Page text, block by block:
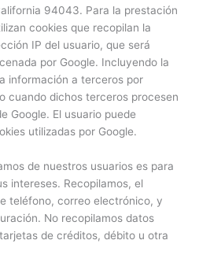
94043. Para la prestación
cookies que recopilan la
IP del usuario, que será
por Google. Incluyendo la
información a terceros por
cuando dichos terceros procesen
Google. El usuario puede
utilizadas por Google.
de nuestros usuarios es para
intereses. Recopilamos, el
teléfono, correo electrónico, y
No recopilamos datos
de créditos, débito u otra